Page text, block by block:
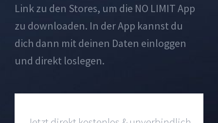
Link zu den Stores, um die NO LIMIT App
zu downloaden. In der App kannst du
dich dann mit deinen Daten einloggen
und direkt loslegen.